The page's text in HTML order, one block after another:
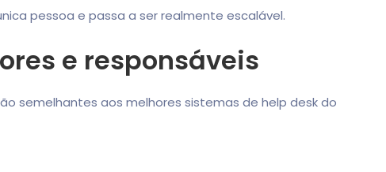
pessoa e passa a ser realmente escalável.
e responsáveis
semelhantes aos melhores sistemas de help desk do